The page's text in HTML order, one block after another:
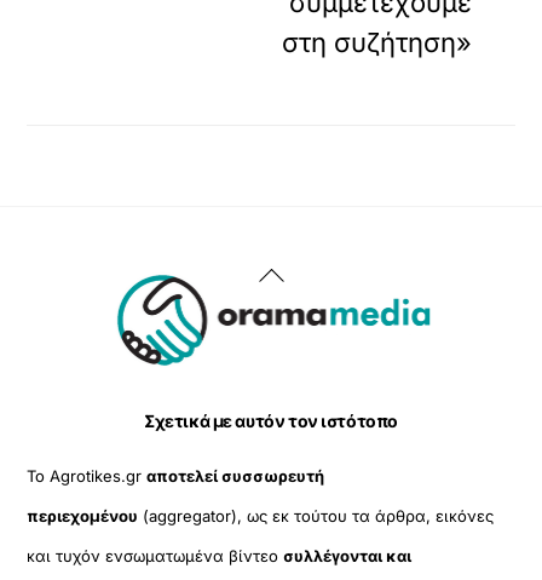
στη συζήτηση»
Back
To
Σχετικά με αυτόν τον ιστότοπο
Το Agrotikes.grαποτελεί συσσωρευτή
περιεχομένου (aggregator), ως εκ τούτου τα άρθρα, εικόνες
και τυχόν ενσωματωμένα βίντεοσυλλέγονται και